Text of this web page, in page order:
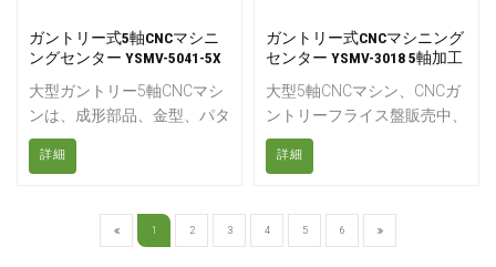
ガントリー式5軸CNCマシニ
ングセンター YSMV-5041-5X
大型ガントリー5軸CNCマシ
ンは、成形部品、金型、パタ
ーン、複合材、自動車部品、
大型外装部品、その他の3D
形状切断プロジェクトのトリ
ミングに使用される、頑丈な
詳細
ガントリー式CNCマシニング
センター YSMV-3018 5軸加工
大型5軸CNCマシン、CNCガ
ントリーフライス盤販売中、
5軸ガントリー型フライス加
工センター。YSMV3018
複合構造物などの複雑な大型
部品加工用に設計された5軸
詳細
1 2 3 4 5 6